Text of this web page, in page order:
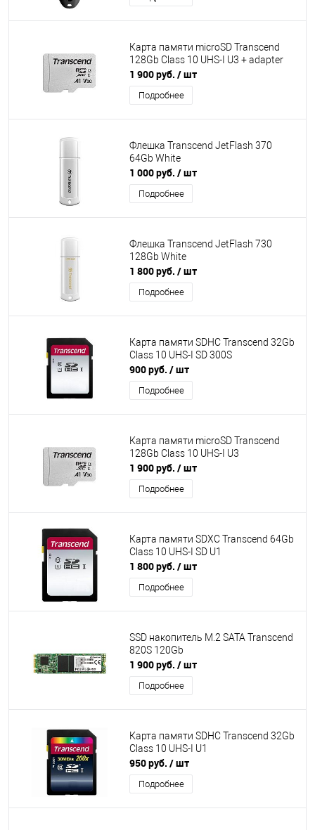
Карта памяти microSD Transcend
128Gb Class 10 UHS-I U3 + adapter
1 900 руб. / шт
Подробнее
Флешка Transcend JetFlash 370
64Gb White
1 000 руб. / шт
Подробнее
Флешка Transcend JetFlash 730
128Gb White
1 800 руб. / шт
Подробнее
Карта памяти SDHC Transcend 32Gb
Class 10 UHS-I SD 300S
900 руб. / шт
Подробнее
Карта памяти microSD Transcend
128Gb Class 10 UHS-I U3
1 900 руб. / шт
Подробнее
Карта памяти SDXC Transcend 64Gb
Class 10 UHS-I SD U1
1 800 руб. / шт
Подробнее
SSD накопитель M.2 SATA Transcend
820S 120Gb
1 900 руб. / шт
Подробнее
Карта памяти SDHC Transcend 32Gb
Class 10 UHS-I U1
950 руб. / шт
Подробнее